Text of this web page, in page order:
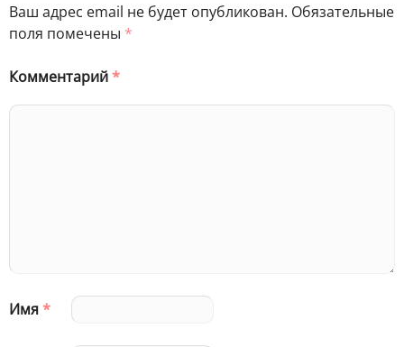
Ваш адрес email не будет опубликован. Обязательные
поля помечены *
Комментарий*
Имя*